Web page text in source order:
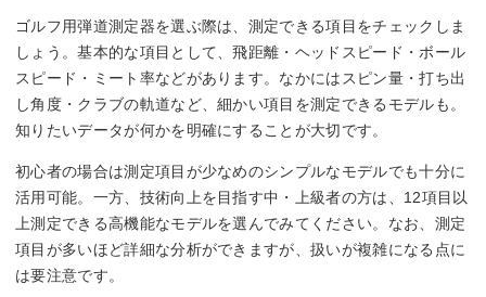
ゴルフ用弾道測定器を選ぶ際は、測定できる項目をチェックしま
しょう。基本的な項目として、飛距離・ヘッドスピード・ボール
スピード・ミート率などがあります。なかにはスピン量・打ち出
し角度・クラブの軌道など、細かい項目を測定できるモデルも。
知りたいデータが何かを明確にすることが大切です。
初心者の場合は測定項目が少なめのシンプルなモデルでも十分に
活用可能。一方、技術向上を目指す中・上級者の方は、12項目以
上測定できる高機能なモデルを選んでみてください。なお、測定
項目が多いほど詳細な分析ができますが、扱いが複雑になる点に
は要注意です。